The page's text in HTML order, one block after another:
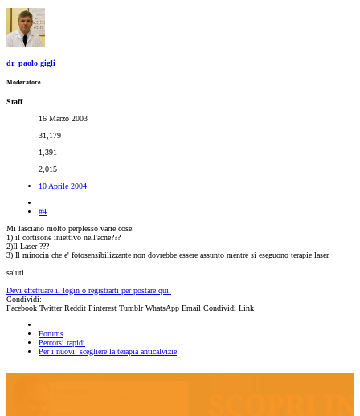
dr_paolo gigli
Moderatore
Staff
16 Marzo 2003
31,179
1,391
2,015
10 Aprile 2004
#4
Mi lasciano molto perplesso varie cose:
1) il cortisone iniettivo nell'acne???
2)Il Laser ???
3) Il minocin che e' fotosensibilizzante non dovrebbe essere assunto mentre si eseguono terapie laser.
saluti
Devi effettuare il login o registrarti per postare qui.
Condividi:
Facebook Twitter Reddit Pinterest Tumblr WhatsApp Email Condividi Link
Forums
Percorsi rapidi
Per i nuovi: scegliere la terapia anticalvizie